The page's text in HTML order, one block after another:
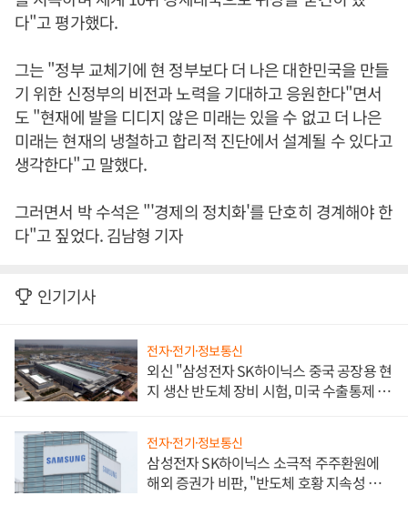
다"고 평가했다.
그는 "정부 교체기에 현 정부보다 더 나은 대한민국을 만들
기 위한 신정부의 비전과 노력을 기대하고 응원한다"면서
도 "현재에 발을 디디지 않은 미래는 있을 수 없고 더 나은
미래는 현재의 냉철하고 합리적 진단에서 설계될 수 있다고
생각한다"고 말했다.
그러면서 박 수석은 "'경제의 정치화'를 단호히 경계해야 한
다"고 짚었다. 김남형 기자
인기기사
전자·전기·정보통신
외신 "삼성전자 SK하이닉스 중국 공장용 현
지 생산 반도체 장비 시험, 미국 수출통제 대
전자·전기·정보통신
삼성전자 SK하이닉스 소극적 주주환원에
해외 증권가 비판, "반도체 호황 지속성 의